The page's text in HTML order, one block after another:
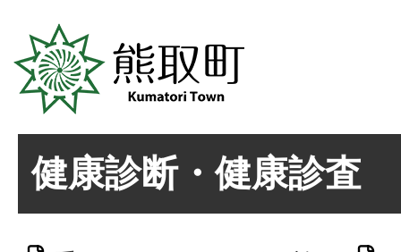
健康診断・健康診査